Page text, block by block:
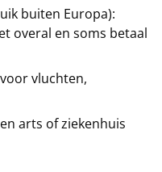
buiten Europa):
overal en soms betaal
vluchten,
arts of ziekenhuis